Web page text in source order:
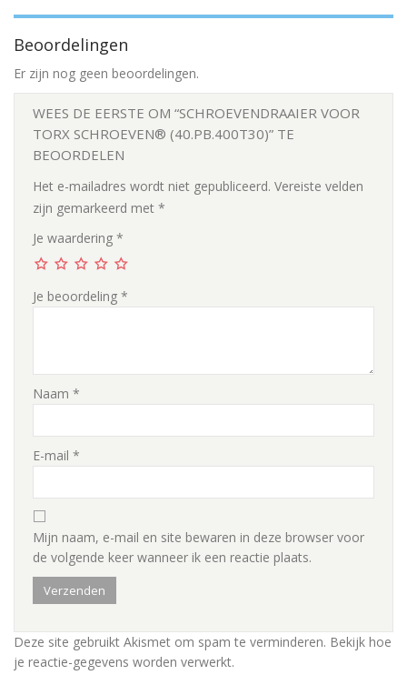
Beoordelingen
Er zijn nog geen beoordelingen.
WEES DE EERSTE OM “SCHROEVENDRAAIER VOOR
TORX SCHROEVEN® (40.PB.400T30)” TE
BEOORDELEN
Het e-mailadres wordt niet gepubliceerd. Vereiste velden
zijn gemarkeerd met *
Je waardering *
Je beoordeling *
Naam *
E-mail *
Mijn naam, e-mail en site bewaren in deze browser voor
de volgende keer wanneer ik een reactie plaats.
Deze site gebruikt Akismet om spam te verminderen. Bekijk hoe
je reactie-gegevens worden verwerkt.